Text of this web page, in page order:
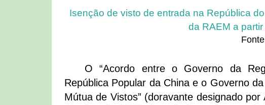
Isenção de visto de entrada na República
da RAEM a
O “Acordo entre o Governo da
República Popular da China e o Governo
Mútua de Vistos” (doravante designado